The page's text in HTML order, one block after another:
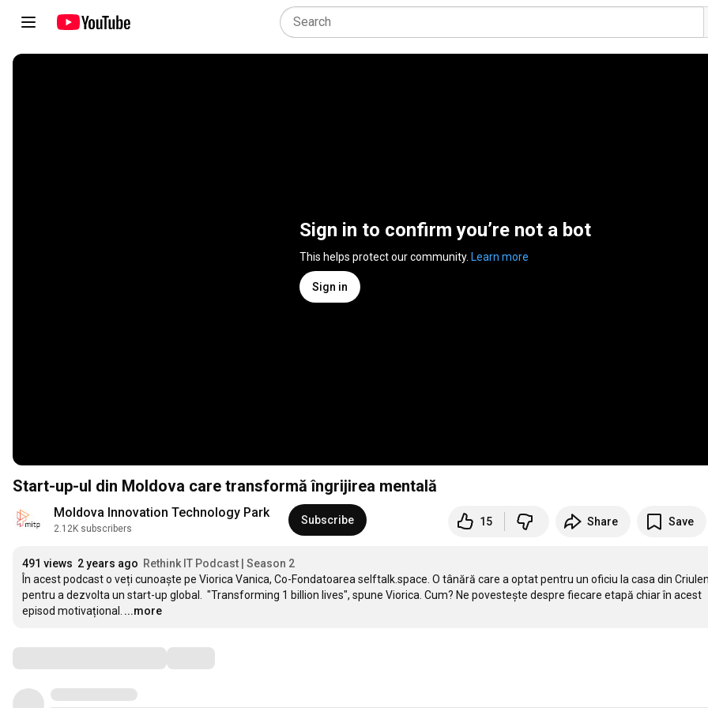
Sign in to confirm you’re not a bot
This helps protect our community. Learn more
Sign in
Start-up-ul din Moldova care transformă îngrijirea mentală
Moldova Innovation Technology Park
2.12K subscribers
Subscribe 15 Share Save
491 views 2 years ago Rethink IT Podcast | Season 2
În acest podcast o veți cunoaște pe Viorica Vanica, Co-Fondatoarea selftalk.space. O tânără care a optat pentru un oficiu la casa din
pentru a dezvolta un start-up global.  "Transforming 1 billion lives", spune Viorica. Cum? Ne povestește despre fiecare etapă chiar în acest
episod motivațional.
...more